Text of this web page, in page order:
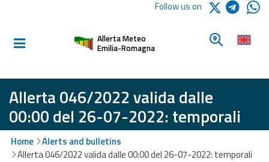
Informed and
Alerts and
Bulletins
Weather
Follow us on
Allerta Meteo
Emilia-Romagna
Look for a
Allerta 046/2022 valida dalle
00:00 del 26-07-2022: temporali
Home
Alerts and bulletins
Allerta 046/2022 valida dalle 00:00 del 26-07-2022: temporali